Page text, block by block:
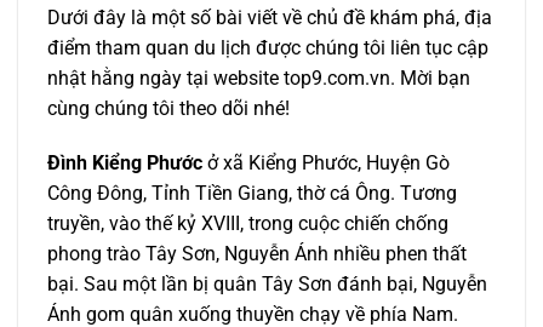
Dưới đây là một số bài viết về chủ đề khám phá, địa
điểm tham quan du lịch được chúng tôi liên tục cập
nhật hằng ngày tại website top9.com.vn. Mời bạn
cùng chúng tôi theo dõi nhé!
Đình Kiểng Phước ở xã Kiểng Phước, Huyện Gò
Công Đông, Tỉnh Tiền Giang, thờ cá Ông. Tương
truyền, vào thế kỷ XVIII, trong cuộc chiến chống
phong trào Tây Sơn, Nguyễn Ánh nhiều phen thất
bại. Sau một lần bị quân Tây Sơn đánh bại, Nguyễn
Ánh gom quân xuống thuyền chạy về phía Nam.